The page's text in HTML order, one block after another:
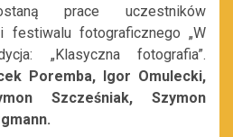
prace uczestników
festiwalu fotograficznego „W
„Klasyczna fotografia”.
Poremba, Igor Omulecki,
Szcześniak, Szymon